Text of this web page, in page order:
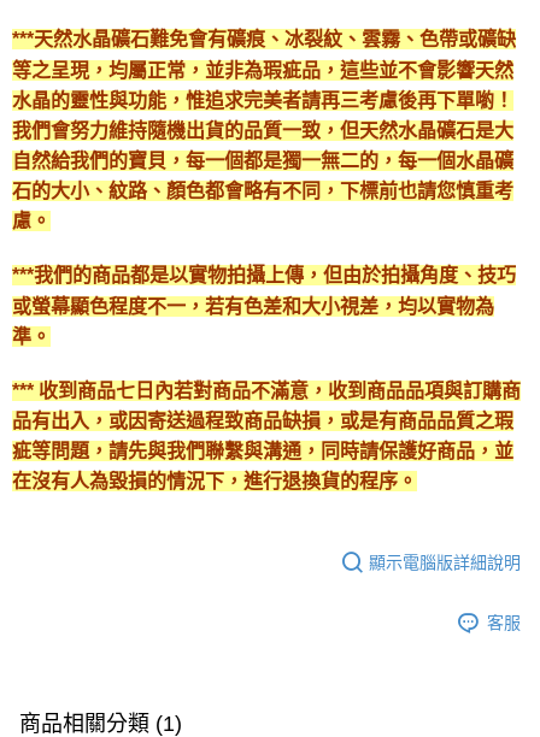
***天然水晶礦石難免會有礦痕、冰裂紋、雲霧、色帶或礦缺
等之呈現，均屬正常，並非為瑕疵品，這些並不會影響天然
水晶的靈性與功能，惟追求完美者請再三考慮後再下單喲！
我們會努力維持隨機出貨的品質一致，但天然水晶礦石是大
自然給我們的寶貝，每一個都是獨一無二的，每一個水晶礦
石的大小、紋路、顏色都會略有不同，下標前也請您慎重考
慮。
***我們的商品都是以實物拍攝上傳，但由於拍攝角度、技巧
或螢幕顯色程度不一，若有色差和大小視差，均以實物為
準。
*** 收到商品七日內若對商品不滿意，收到商品品項與訂購商
品有出入，或因寄送過程致商品缺損，或是有商品品質之瑕
疵等問題，請先與我們聯繫與溝通，同時請保護好商品，並
在沒有人為毀損的情況下，進行退換貨的程序。
顯示電腦版詳細說明
客服
商品相關分類 (1)